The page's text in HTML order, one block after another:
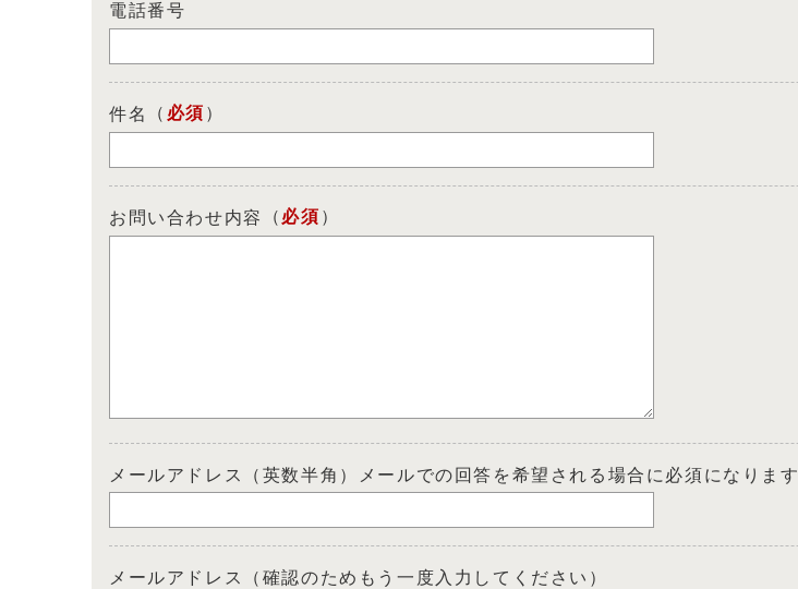
電話番号
件名 （ 必須 ）
お問い合わせ内容 （ 必須 ）
メールアドレス（英数半角）メールでの回答を希望される場合に必須になります
メールアドレス（確認のためもう一度入力してください）